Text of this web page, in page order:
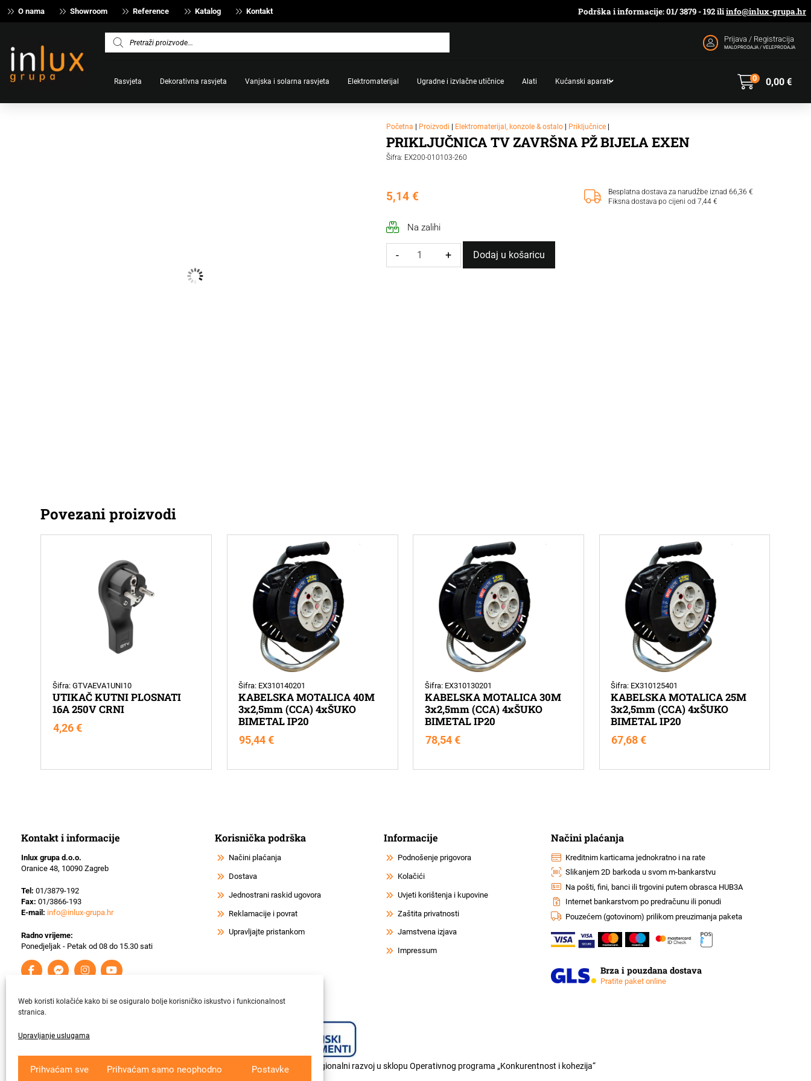
Web koristi kolačiće kako bi se osiguralo bolje korisničko iskustvo i funkcionalnost
stranica.
Upravljanje uslugama
Prihvaćam sve Prihvaćam samo neophodno Postavke
O nama Showroom Reference Katalog Kontakt Podrška i informacije: 01/ 3879 - 192 iliinfo@inlux-grupa.hr
Products
search
Prijava / Registracija
MALOPRODAJA / VELEPRODAJA
Rasvjeta Dekorativna rasvjeta Vanjska i solarna rasvjeta Elektromaterijal Ugradne i izvlačne utičnice Alati Kućanski aparati 0,00€
0
Početna | Proizvodi | Elektromaterijal, konzole & ostalo | Priključnice |
PRIKLJUČNICA TV ZAVRŠNA PŽ BIJELA EXEN
Šifra: EX200-010103-260
5,14€
Besplatna dostava za narudžbe iznad 66,36 €
Fiksna dostava po cijeni od 7,44 €
Na zalihi
- + Dodaj u košaricu
Povezani proizvodi
Šifra: GTVAEVA1UNI10
UTIKAČ KUTNI PLOSNATI
16A 250V CRNI
4,26 €
Šifra: EX310140201
KABELSKA MOTALICA 40M
3x2,5mm (CCA) 4xŠUKO
BIMETAL IP20
95,44€
Šifra: EX310130201
KABELSKA MOTALICA 30M
3x2,5mm (CCA) 4xŠUKO
BIMETAL IP20
78,54 €
Šifra: EX310125401
KABELSKA MOTALICA 25M
3x2,5mm (CCA) 4xŠUKO
BIMETAL IP20
67,68€
Kontakt i informacije
Inlux grupa d.o.o.
Oranice 48, 10090 Zagreb
Tel: 01/3879-192
Fax: 01/3866-193
E-mail: info@inlux-grupa.hr
Radno vrijeme:
Ponedjeljak - Petak od 08 do 15.30 sati
Korisnička podrška
Načini plaćanja
Dostava
Jednostrani raskid ugovora
Reklamacije i povrat
Upravljajte pristankom
Informacije
Podnošenje prigovora
Kolačići
Uvjeti korištenja i kupovine
Zaštita privatnosti
Jamstvena izjava
Impressum
Načini plaćanja
Kreditnim karticama jednokratno i na rate
Slikanjem 2D barkoda u svom m-bankarstvu
Na pošti, fini, banci ili trgovini putem obrasca HUB3A
Internet bankarstvom po predračunu ili ponudi
Pouzećem (gotovinom) prilikom preuzimanja paketa
Brza i pouzdana dostava
Pratite paket online
Krajnji primatelj ﬁnancijskog instrumenta suﬁnanciranog iz Europskog fonda za regionalni razvoj u sklopu Operativnog programa „Konkurentnost i kohezija“